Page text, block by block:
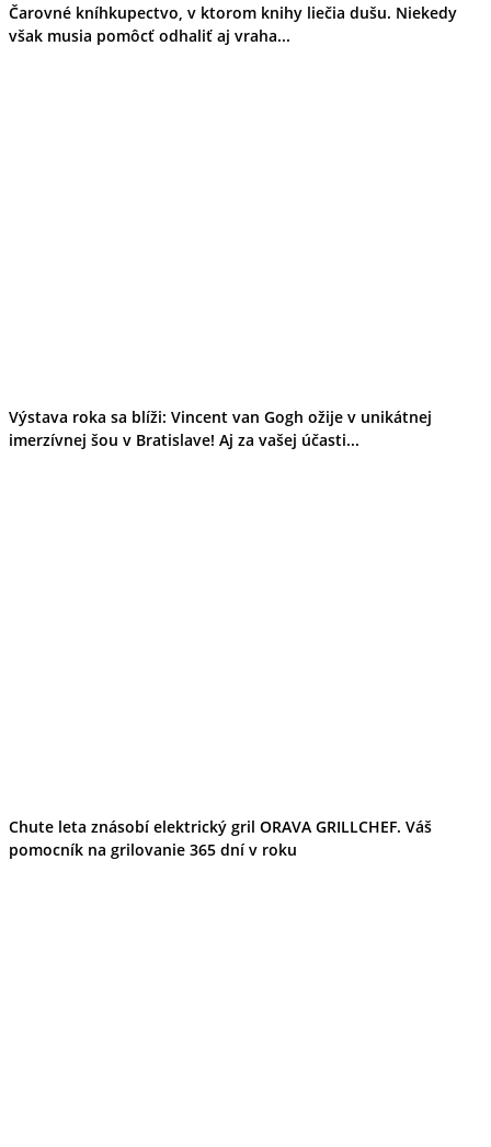
Čarovné kníhkupectvo, v ktorom knihy liečia dušu. Niekedy
však musia pomôcť odhaliť aj vraha...
Výstava roka sa blíži: Vincent van Gogh ožije v unikátnej
imerzívnej šou v Bratislave! Aj za vašej účasti...
Chute leta znásobí elektrický gril ORAVA GRILLCHEF. Váš
pomocník na grilovanie 365 dní v roku